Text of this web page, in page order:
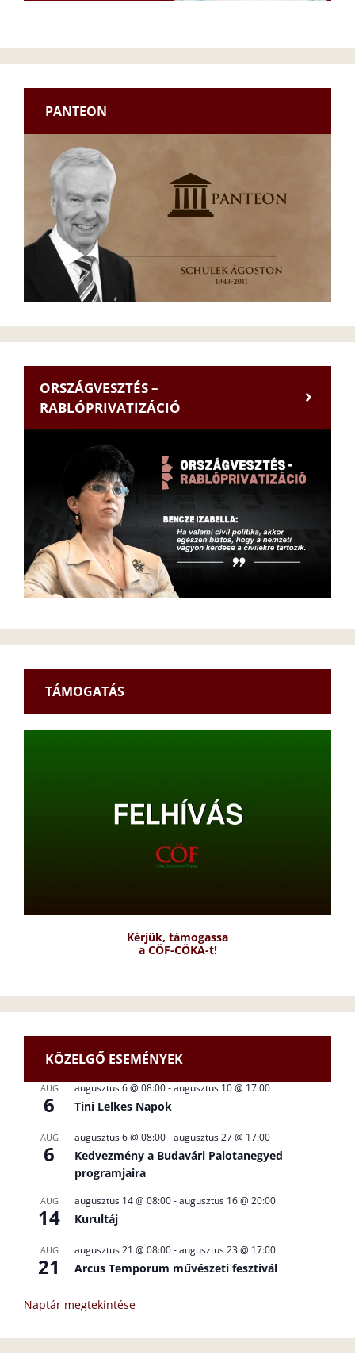
PANTEON
ORSZÁGVESZTÉS –
RABLÓPRIVATIZÁCIÓ
TÁMOGATÁS
Kérjük, támogassa
a CÖF-CÖKA-t!
KÖZELGŐ ESEMÉNYEK
AUG
6
augusztus 6 @ 08:00-augusztus 10 @ 17:00
Tini Lelkes Napok
AUG
6
augusztus 6 @ 08:00-augusztus 27 @ 17:00
Kedvezmény a Budavári Palotanegyed
programjaira
AUG
14
augusztus 14 @ 08:00-augusztus 16 @ 20:00
Kurultáj
AUG
21
augusztus 21 @ 08:00-augusztus 23 @ 17:00
Arcus Temporum művészeti fesztivál
Naptár megtekintése